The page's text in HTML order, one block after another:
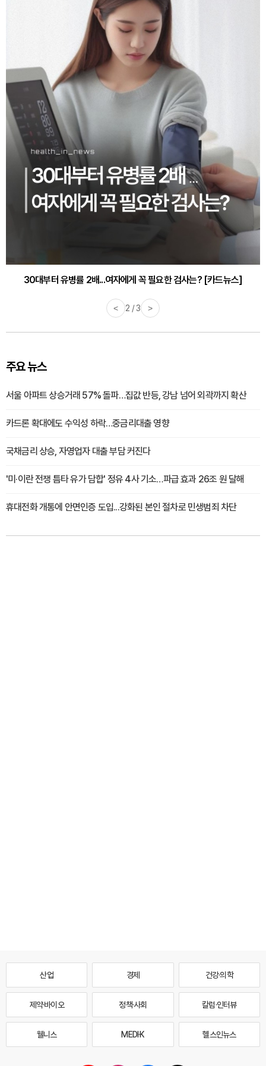
감기·독감 예방하고 면역력 높이는 4가지 영양제 [카드뉴스]
< 3 / 3 >
주요 뉴스
서울 아파트 상승거래 57% 돌파…집값 반등, 강남 넘어 외곽까지 확산
카드론 확대에도 수익성 하락…중금리대출 영향
국채금리 상승, 자영업자 대출 부담 커진다
'미·이란 전쟁 틈타 유가 담합' 정유 4사 기소…파급 효과 26조 원 달해
휴대전화 개통에 안면인증 도입...강화된 본인 절차로 민생범죄 차단
산업 경제 건강·의학
제약·바이오 정책·사회 칼럼·인터뷰
웰니스 MEDI·K 헬스인뉴스